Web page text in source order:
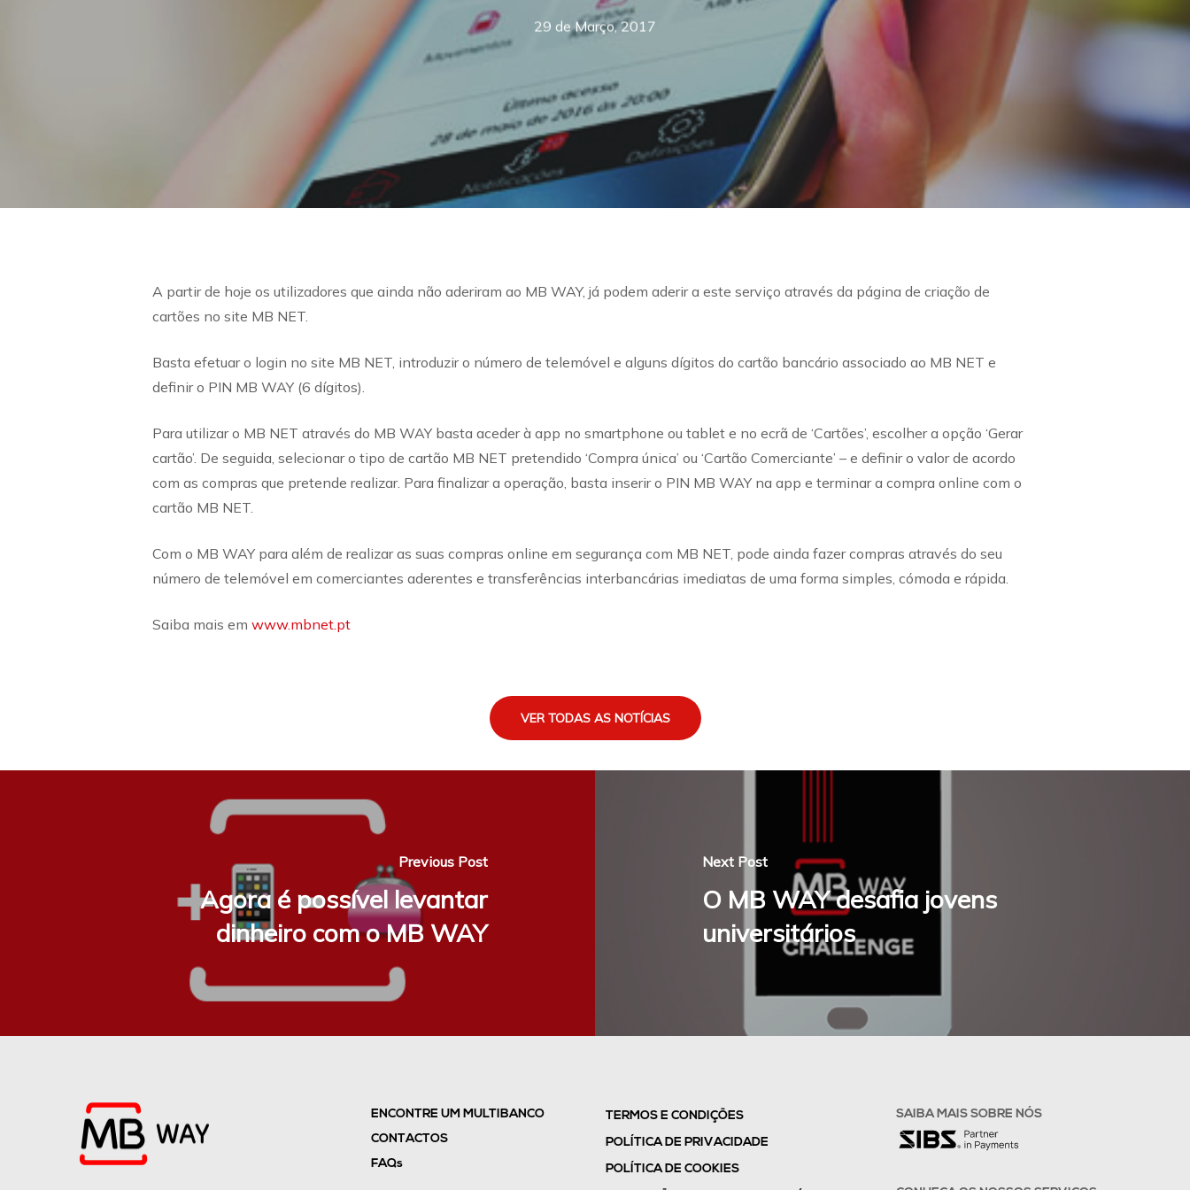
29 de Março, 2017
A partir de hoje os utilizadores que ainda não aderiram ao MB WAY, já podem aderir a este serviço através da página de criação de
cartões no site MB NET.
Basta efetuar o login no site MB NET, introduzir o número de telemóvel e alguns dígitos do cartão bancário associado ao MB NET e
definir o PIN MB WAY (6 dígitos).
Para utilizar o MB NET através do MB WAY basta aceder à app no smartphone ou tablet e no ecrã de ‘Cartões’, escolher a opção ‘Gerar
cartão’. De seguida, selecionar o tipo de cartão MB NET pretendido ‘Compra única’ ou ‘Cartão Comerciante’ – e definir o valor de acordo
com as compras que pretende realizar. Para finalizar a operação, basta inserir o PIN MB WAY na app e terminar a compra online com o
cartão MB NET.
Com o MB WAY para além de realizar as suas compras online em segurança com MB NET, pode ainda fazer compras através do seu
número de telemóvel em comerciantes aderentes e transferências interbancárias imediatas de uma forma simples, cómoda e rápida.
Saiba mais em www.mbnet.pt
VER TODAS AS NOTÍCIAS
Previous Post
Agora é possível levantar
dinheiro com o MB WAY
Next Post
O MB WAY desafia jovens
universitários
ENCONTRE UM MULTIBANCO
CONTACTOS
FAQs
TERMOS E CONDIÇÕES
POLÍTICA DE PRIVACIDADE
POLÍTICA DE COOKIES
SAIBA MAIS SOBRE NÓS